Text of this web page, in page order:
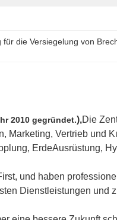
für die Versiegelung von
2010 gegründet.),Die
Marketing, Vertrieb und
ErdeAusrüstung,
und haben
Dienstleistungen und